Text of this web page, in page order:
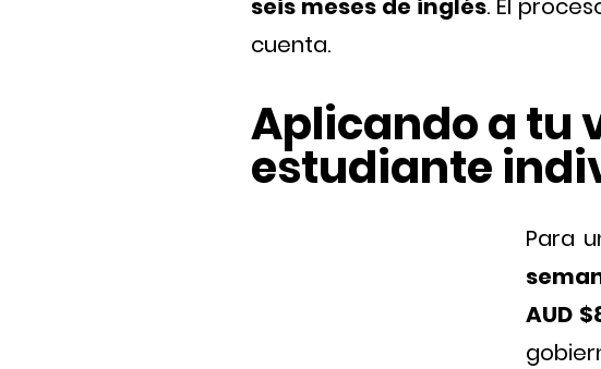
seis meses de inglés. El
cuenta.
Aplicando a tu
estudiante
Para
AUD